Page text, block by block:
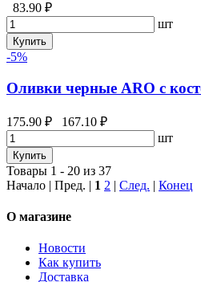
83.90 ₽
шт
Купить
-5%
Оливки черные ARO с
175.90 ₽
167.10 ₽
шт
Купить
Товары 1 - 20 из 37
Начало | Пред. | 1 2 | След. | Конец
О магазине
Новости
Как купить
Доставка